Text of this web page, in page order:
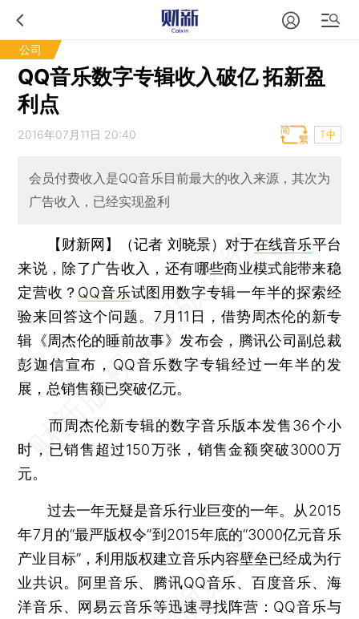
公司
QQ音乐数字专辑收入破亿 拓新盈
利点
2016年07月11日 20:40 T中
会员付费收入是QQ音乐目前最大的收入来源，其次为
广告收入，已经实现盈利
【财新网】（记者 刘晓景） 对于在线音乐平台
来说，除了广告收入，还有哪些商业模式能带来稳
定营收？ QQ音乐试图用数字专辑一年半的探索经
验来回答这个问题。7月11日，借势周杰伦的新专
辑《周杰伦的睡前故事》发布会，腾讯公司副总裁
彭迦信宣布，QQ音乐数字专辑经过一年半的发
展，总销售额已突破亿元。
而周杰伦新专辑的数字音乐版本发售36个小
时，已销售超过150万张，销售金额突破3000万
元。
过去一年无疑是音乐行业巨变的一年。从2015
年7月的“最严版权令”到2015年底的“3000亿元音乐
产业目标”，利用版权建立音乐内容壁垒已经成为行
业共识。阿里音乐、腾讯QQ音乐、百度音乐、海
洋音乐、网易云音乐等迅速寻找阵营：QQ音乐与